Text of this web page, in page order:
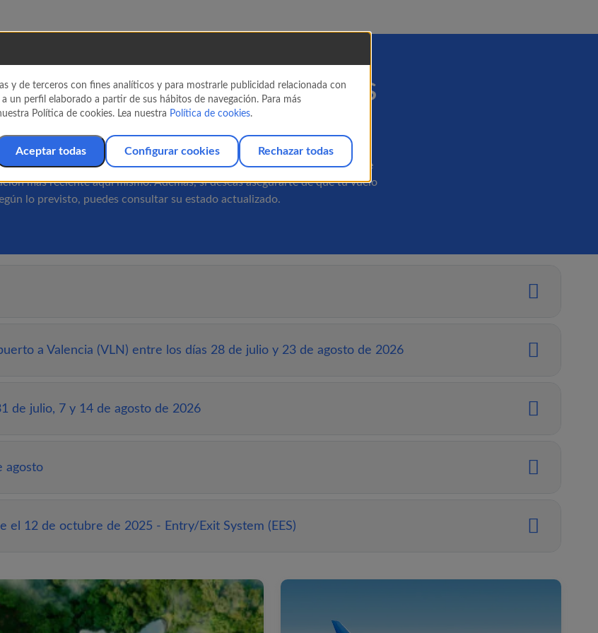
sobre nuestros
vuelos
y estás interesado en conocer cualquier cambio o incidencia relevante? Te
más reciente aquí mismo. Además, si deseas asegurarte de que tu vuelo
lo previsto, puedes consultar su estado actualizado.
a Valencia (VLN) entre los días 28 de julio y 23 de agosto de 2026
de julio, 7 y 14 de agosto de 2026
agosto
el 12 de octubre de 2025 - Entry/Exit System (EES)
y de terceros con fines analíticos y para mostrarle publicidad relacionada con
un perfil elaborado a partir de sus hábitos de navegación. Para más
Política de cookies. Lea nuestra Política de cookies.
Aceptar todas Rechazar todas
Configurar cookies